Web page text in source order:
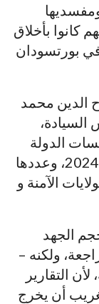
كانوا بأخلاق
في بورتسودان
الدين محمد
الدولة
التي تمت مراجعة حساباتها في العام 2024، وعددها
بنكاً، ثم الولايات الآمنة و
الجهد
ولكنه –
التقارير
أن يخرج